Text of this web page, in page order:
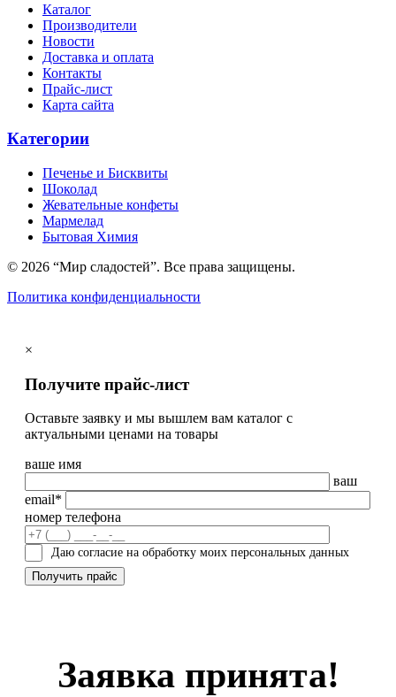
Каталог
Производители
Новости
Доставка и оплата
Контакты
Прайс-лист
Карта сайта
Категории
Печенье и Бисквиты
Шоколад
Жевательные конфеты
Мармелад
Бытовая Химия
© 2026 “Мир сладостей”. Все права защищены.
Политика конфиденциальности
×
Получите прайс-лист
Оставьте заявку и мы вышлем вам каталог с
актуальными ценами на товары
ваше имя
ваш
email*
номер телефона
Даю согласие на обработку моих персональных данных
Заявка принята!